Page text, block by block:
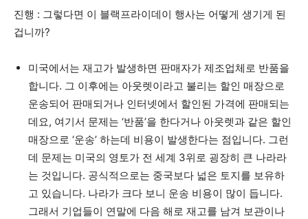
진행 : 그렇다면 이 블랙프라이데이 행사는 어떻게 생기게 된
겁니까?
미국에서는 재고가 발생하면 판매자가 제조업체로 반품을
합니다. 그 이후에는 아웃렛이라고 불리는 할인 매장으로
운송되어 판매되거나 인터넷에서 할인된 가격에 판매되는
데요, 여기서 문제는 ‘반품’을 한다거나 아웃렛과 같은 할인
매장으로 ‘운송’ 하는데 비용이 발생한다는 점입니다. 그런
데 문제는 미국의 영토가 전 세계 3위로 굉장히 큰 나라라
는 것입니다. 공식적으로는 중국보다 넓은 토지를 보유하
고 있습니다. 나라가 크다 보니 운송 비용이 많이 듭니다.
그래서 기업들이 연말에 다음 해로 재고를 남겨 보관이나